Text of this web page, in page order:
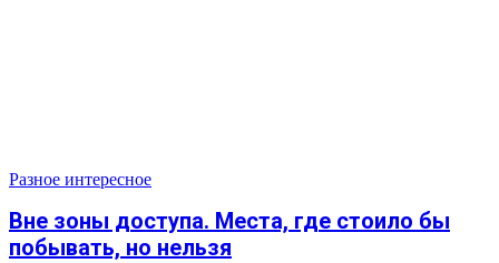
Разное интересное
Вне зоны доступа. Места, где стоило бы
побывать, но нельзя